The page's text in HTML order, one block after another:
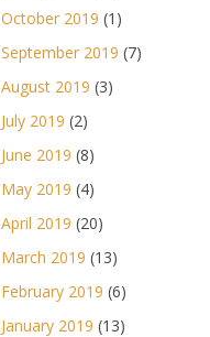
October 2019 (1)
September 2019 (7)
August 2019 (3)
July 2019 (2)
June 2019 (8)
May 2019 (4)
April 2019 (20)
March 2019 (13)
February 2019 (6)
January 2019 (13)